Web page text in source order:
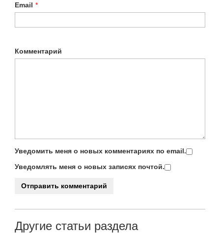
Email *
Комментарий
Уведомить меня о новых комментариях по email.
Уведомлять меня о новых записях почтой.
Другие статьи раздела